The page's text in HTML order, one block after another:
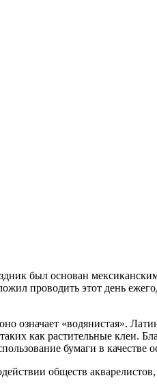
был основан
проводить этот день
означает «водянистая».
как растительные клеи.
бумаги в качестве
обществ